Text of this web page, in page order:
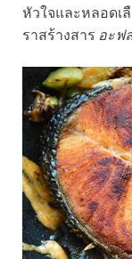
หัวใจและหลอดเ
ราสร้างสาร อะฟ